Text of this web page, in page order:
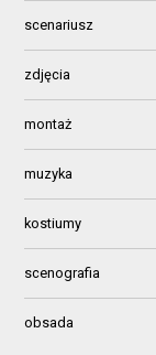
scenariusz
zdjęcia
montaż
muzyka
kostiumy
scenografia
obsada